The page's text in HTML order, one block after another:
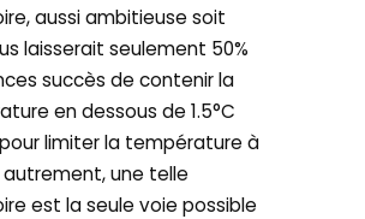
aussi ambitieuse soit
laisserait seulement 50%
succès de contenir la
en dessous de 1.5°C
limiter la température à
autrement, une telle
est la seule voie possible